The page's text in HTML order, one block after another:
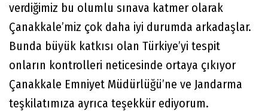
verdiğimiz bu olumlu sınava katmer olarak
Çanakkale’miz çok daha iyi durumda arkadaşlar.
Bunda büyük katkısı olan Türkiye’yi tespit
onların kontrolleri neticesinde ortaya çıkıyor
Çanakkale Emniyet Müdürlüğü’ne ve Jandarma
teşkilatımıza ayrıca teşekkür ediyorum.